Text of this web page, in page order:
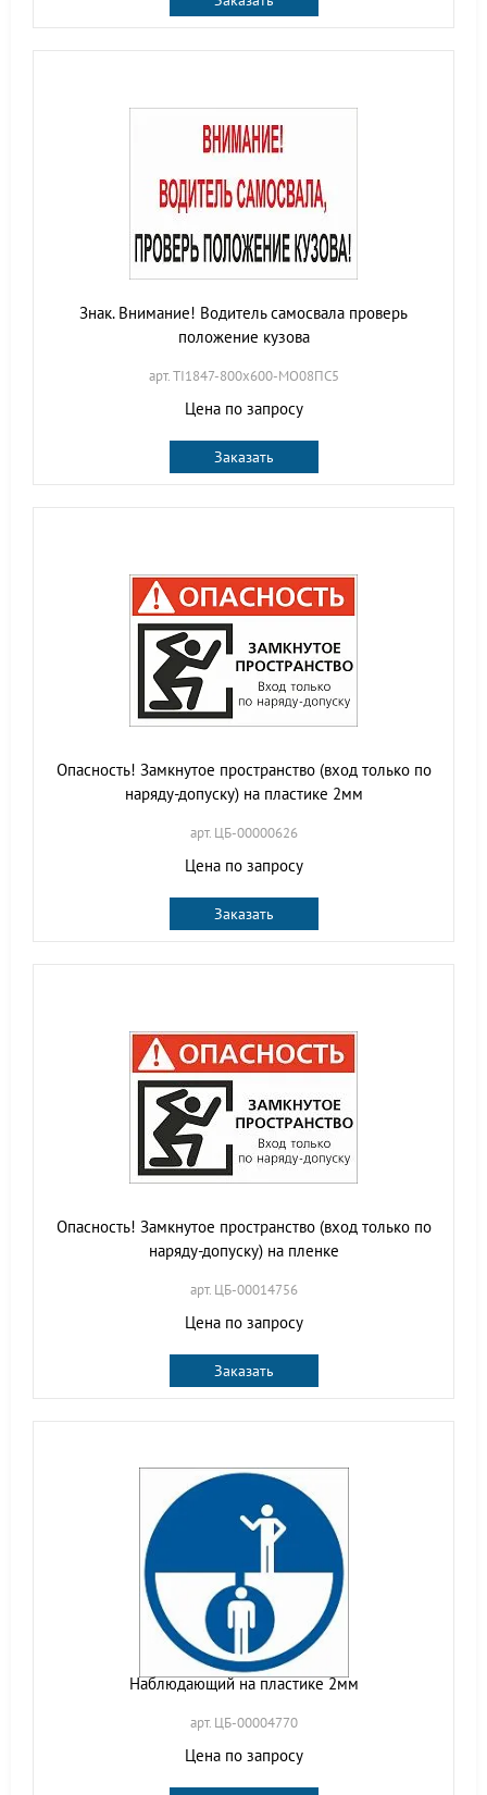
Знак. Внимание! Водитель самосвала проверь
положение кузова
арт. TI1847-800х600-МО08ПС5
Цена по запросу
Заказать
Опасность! Замкнутое пространство (вход только по
наряду-допуску) на пластике 2мм
арт. ЦБ-00000626
Цена по запросу
Заказать
Опасность! Замкнутое пространство (вход только по
наряду-допуску) на пленке
арт. ЦБ-00014756
Цена по запросу
Заказать
Наблюдающий на пластике 2мм
арт. ЦБ-00004770
Цена по запросу